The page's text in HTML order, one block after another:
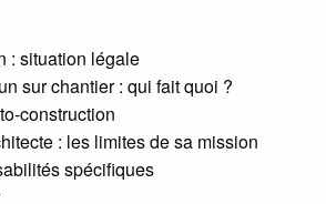
: situation légale
sur chantier : qui fait quoi ?
construction
: les limites de sa mission
spécifiques